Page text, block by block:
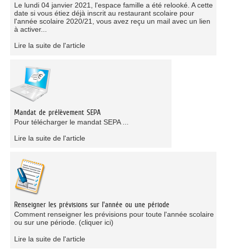
Le lundi 04 janvier 2021, l'espace famille a été relooké. A cette
date si vous étiez déjà inscrit au restaurant scolaire pour
l'année scolaire 2020/21, vous avez reçu un mail avec un lien
à activer...
Lire la suite de l'article
Mandat de prélèvement SEPA
Pour télécharger le mandat SEPA ...
Lire la suite de l'article
Renseigner les prévisions sur l'année ou une période
Comment renseigner les prévisions pour toute l'année scolaire
ou sur une période. (cliquer ici)
Lire la suite de l'article